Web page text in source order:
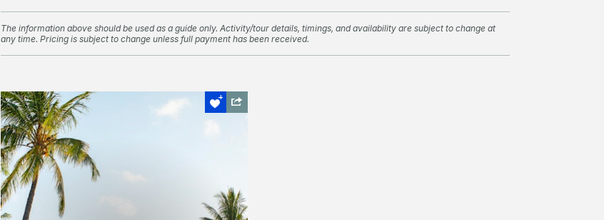
The information above should be used as a guide only. Activity/tour details, timings, and availability are subject to change at
any time. Pricing is subject to change unless full payment has been received.